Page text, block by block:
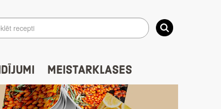
MEISTARKLASES